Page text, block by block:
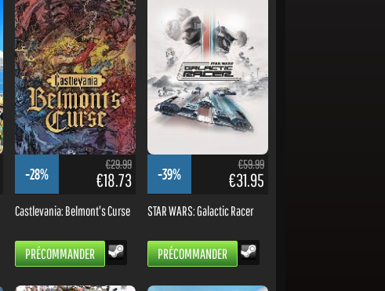
-28%
€29.99
€18.73
Castlevania: Belmont's Curse
PRÉCOMMANDER
-39%
€59.99
€31.95
STAR WARS: Galactic Racer
PRÉCOMMANDER